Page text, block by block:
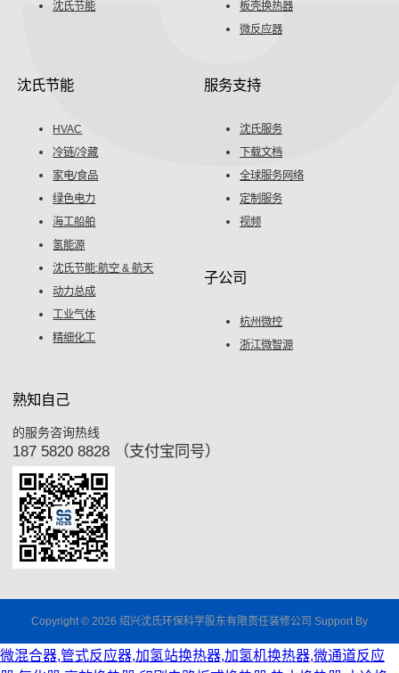
沈氏节能
板壳换热器
微反应器
沈氏节能
HVAC
冷链/冷藏
家电/食品
绿色电力
海工船舶
氢能源
沈氏节能:航空 & 航天
动力总成
工业气体
精细化工
服务支持
沈氏服务
下载文档
全球服务网络
定制服务
视频
子公司
杭州微控
浙江微智源
熟知自己
的服务咨询热线
187 5820 8828 （支付宝同号）
Copyright © 2026 绍兴沈氏环保科学股东有限责任装修公司 Support By
微混合器,管式反应器,加氢站换热器,加氢机换热器,微通道反应